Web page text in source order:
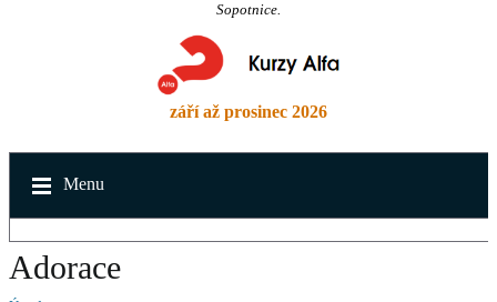
Sopotnice.
září až prosinec 2026
Menu
Adorace